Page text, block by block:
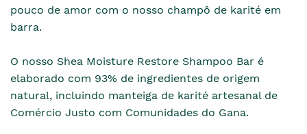
pouco de amor com o nosso champô de karité em
barra.
O nosso Shea Moisture Restore Shampoo Bar é
elaborado com 93% de ingredientes de origem
natural, incluindo manteiga de karité artesanal de
Comércio Justo com Comunidades do Gana.